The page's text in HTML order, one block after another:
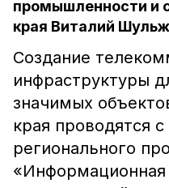
промышленности и
края Виталий
Создание
инфраструктуры
значимых
края проводятся
регионального
«Информационная